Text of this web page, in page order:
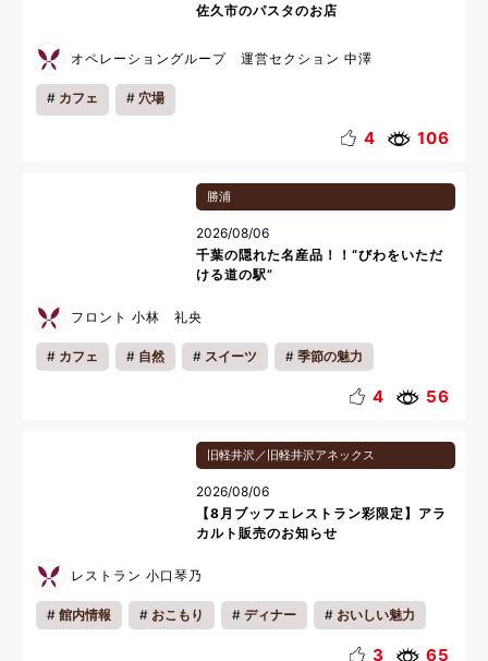
佐久市のパスタのお店
オペレーショングループ 運営セクション 中澤
カフェ 穴場
4 106
勝浦
2026/08/06
千葉の隠れた名産品！！“びわをいただ
ける道の駅”
フロント 小林 礼央
カフェ 自然 スイーツ 季節の魅力
リフレッシュ 4 56
旧軽井沢／旧軽井沢アネックス
2026/08/06
【8月ブッフェレストラン彩限定】アラ
カルト販売のお知らせ
レストラン 小口琴乃
館内情報 おこもり ディナー おいしい魅力
ファミリー
3 65